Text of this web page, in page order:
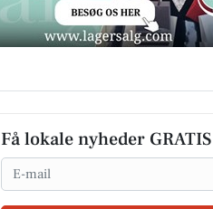
Få lokale nyheder GRATIS
Email